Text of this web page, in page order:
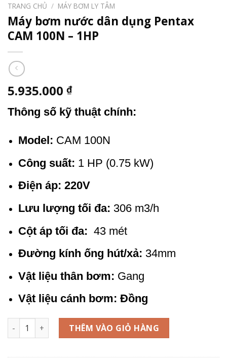
TRANG CHỦ / MÁY BƠM LY TÂM
Máy bơm nước dân dụng Pentax
CAM 100N – 1HP
5.935.000 ₫
Thông số kỹ thuật chính:
Model: CAM 100N
Công suất: 1 HP (0.75 kW)
Điện áp: 220V
Lưu lượng tối đa: 306 m3/h
Cột áp tối đa: 43 mét
Đường kính ống hút/xả: 34mm
Vật liệu thân bơm: Gang
Vật liệu cánh bơm: Đồng
Máy bơm nước dân dụng Pentax CAM 100N - 1HP số lượng
THÊM VÀO GIỎ HÀNG